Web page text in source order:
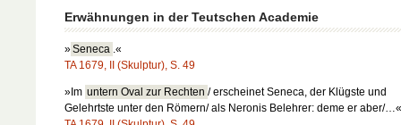
Erwähnungen in der Teutschen Academie
»Seneca .«
TA 1679, II (Skulptur), S. 49
»Im untern Oval zur Rechten / erscheinet Seneca, der Klügste und
Gelehrtste unter den Römern/ als Neronis Belehrer: deme er aber/…«